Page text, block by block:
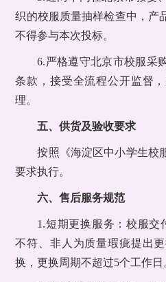
织的校服质量抽样检查中，产
不得参与本次投标。
6.严格遵守北京市校服采
条款，接受全流程公开监督
理。
五、供货及验收要求
按照《海淀区中小学生校
要求执行。
六、售后服务规范
1.短期更换服务：校服交
不符、非人为质量瑕疵提出
换，更换周期不超过5个工作日